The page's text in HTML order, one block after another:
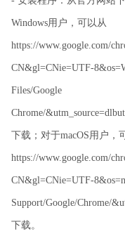
Windows用户，可以从
https://www.google.com/
CN&gl=CNie=UTF-
Files/Google
Chrome/
下载；对于macOS用户，
https://www.google.com/
CN&gl=CNie=UTF-
Support/Google/Chrome/
下载。